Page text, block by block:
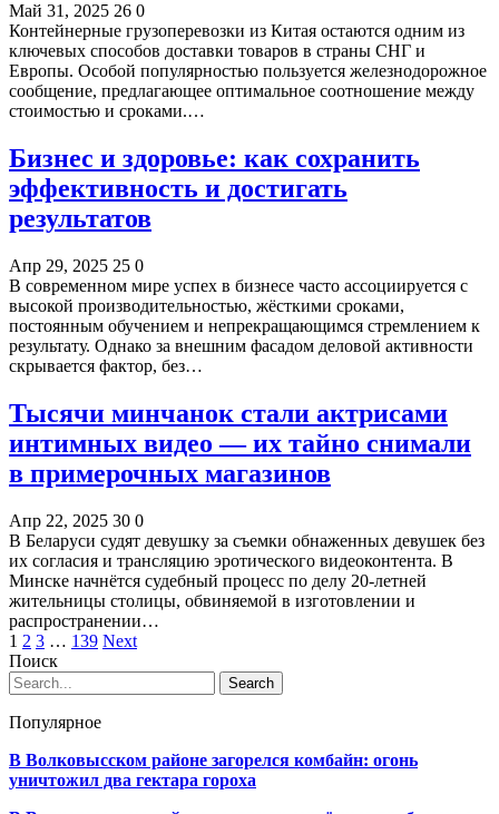
Май 31, 2025 26 0
Контейнерные грузоперевозки из Китая остаются одним из
ключевых способов доставки товаров в страны СНГ и
Европы. Особой популярностью пользуется железнодорожное
сообщение, предлагающее оптимальное соотношение между
стоимостью и сроками.…
Бизнес и здоровье: как сохранить
эффективность и достигать
результатов
Апр 29, 2025 25 0
В современном мире успех в бизнесе часто ассоциируется с
высокой производительностью, жёсткими сроками,
постоянным обучением и непрекращающимся стремлением к
результату. Однако за внешним фасадом деловой активности
скрывается фактор, без…
Тысячи минчанок стали актрисами
интимных видео — их тайно снимали
в примерочных магазинов
Апр 22, 2025 30 0
В Беларуси судят девушку за съемки обнаженных девушек без
их согласия и трансляцию эротического видеоконтента. В
Минске начнётся судебный процесс по делу 20-летней
жительницы столицы, обвиняемой в изготовлении и
распространении…
1 2 3 … 139 Next
Поиск
Популярное
В Волковысском районе загорелся комбайн: огонь
уничтожил два гектара гороха